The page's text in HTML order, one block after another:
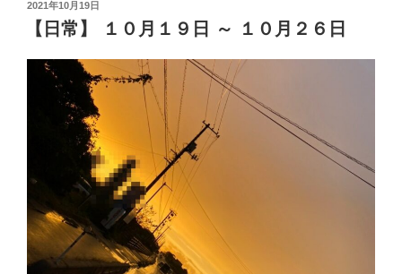
投
日:
2021年10月19日
【日常】 １０月１９日 ～ １０月２６日